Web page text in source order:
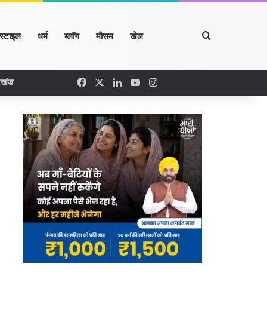
धर्म ब्लॉग मौसम खेल Search for
FacebookLinkedIn
YouTubeInstagram